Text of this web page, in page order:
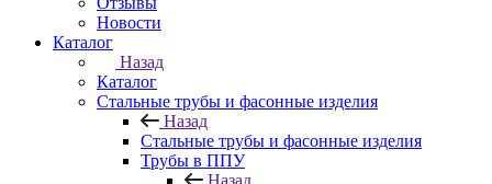
Новости
Каталог
Назад
Каталог
Стальные трубы и фасонные изделия
Назад
Стальные трубы и фасонные изделия
Трубы в ППУ
Назад